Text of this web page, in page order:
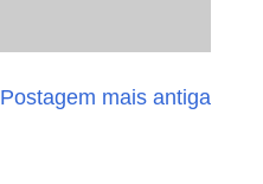
Postagem mais antiga